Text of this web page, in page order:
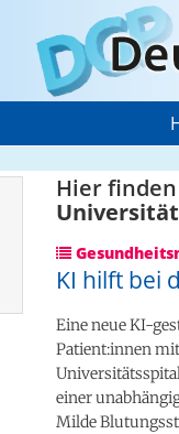
Hier
KI hilft bei
Eine neue KI-
Patient:innen
einer
Milde